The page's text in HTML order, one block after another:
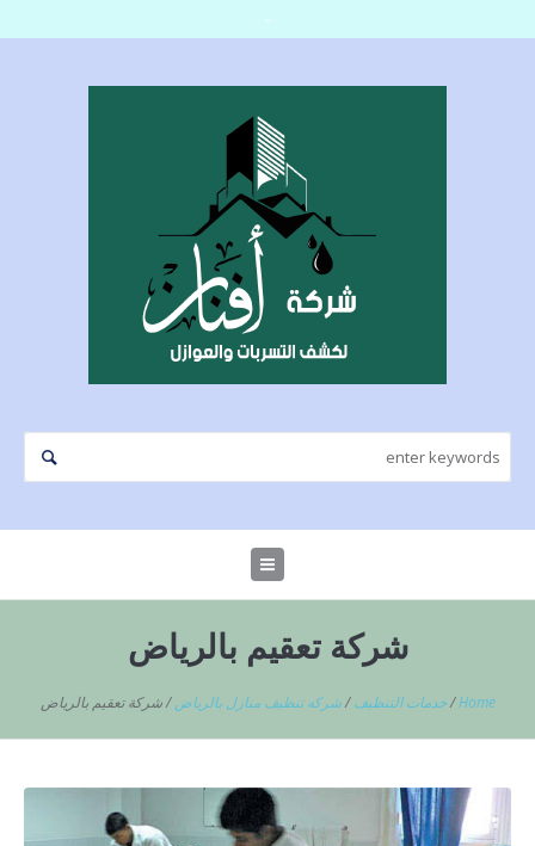
شركة تعقيم بالرياض
Home
/خدمات التنظيف /شركه تنظيف منازل بالرياض /شركة تعقيم بالرياض